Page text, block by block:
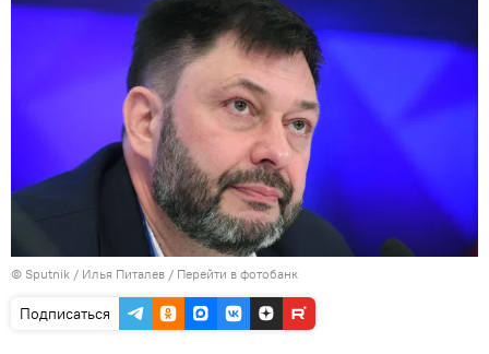
© Sputnik / Илья Питалев / Перейти в фотобанк
Подписаться